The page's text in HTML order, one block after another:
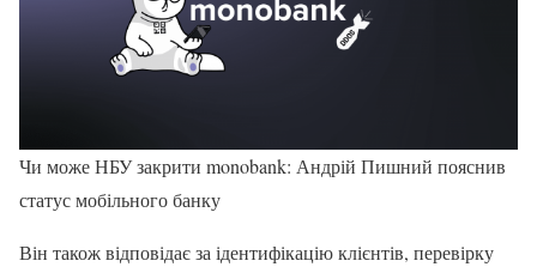
Чи може НБУ закрити monobank: Андрій Пишний пояснив
статус мобільного банку
Він також відповідає за ідентифікацію клієнтів, перевірку